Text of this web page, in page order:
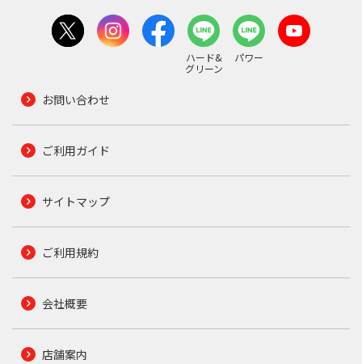
ハード&
グリーン
パワー
お問い合わせ
ご利用ガイド
サイトマップ
ご利用規約
会社概要
店舗案内